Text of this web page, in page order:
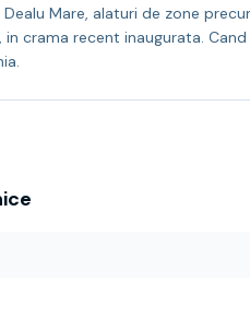
Mare, alaturi de zone
crama recent inaugurata.